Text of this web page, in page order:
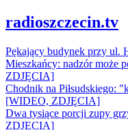
radioszczecin.tv
Pękający budynek przy ul.
Mieszkańcy: nadzór może
ZDJĘCIA]
Chodnik na Piłsudskiego:
[WIDEO, ZDJĘCIA]
Dwa tysiące porcji zupy
ZDJECIA]